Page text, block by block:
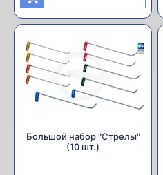
Большой набор "Стрелы"
(10 шт.)